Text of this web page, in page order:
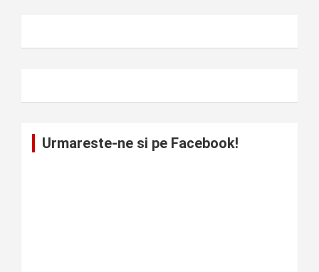
Urmareste-ne si pe Facebook!